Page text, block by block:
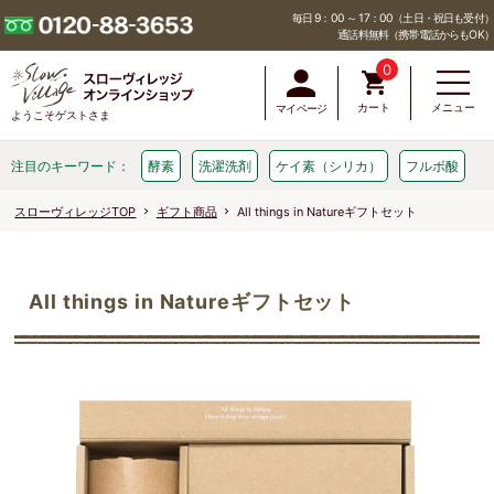
毎日 9：00 ～ 17：00（土日・祝日も受付）
通話料無料（携帯電話からもOK）
ようこそゲストさま
0
カート
マイページ メニュー
注目のキーワード： 酵素 洗濯洗剤 ケイ素（シリカ） フルボ酸
スローヴィレッジTOP ギフト商品 All things in Natureギフトセット
All things in Natureギフトセット